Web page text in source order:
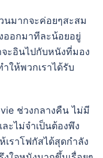
นมากจะค่อยๆสะสม
อกมาทีละน้อยอยู่
ะอินไปกับหนังที่มอง
ให้พวกเราได้รับ
ช่วงกลางคืน ไม่มี
ะไม่จำเป็นต้องพึง
ราโฟกัสได้สุดกำลัง